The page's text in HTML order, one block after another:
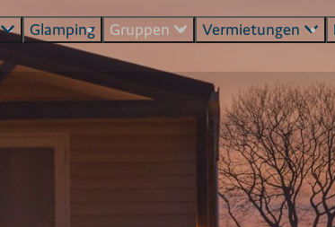
Glamping Gruppen Vermietungen